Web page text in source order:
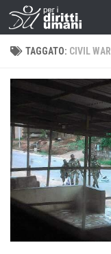
TAGGATO: CIVIL WAR